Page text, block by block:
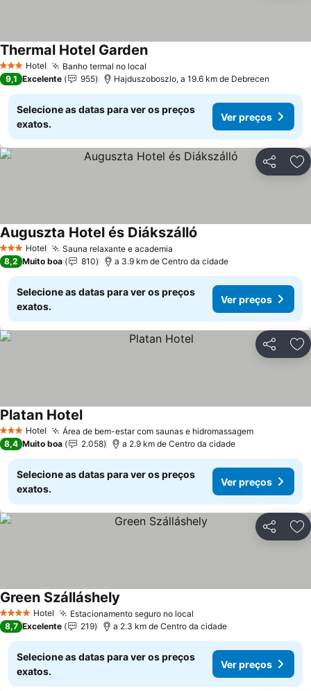
3 EstrelasHotel Banho termal no local
Thermal Hotel GardenVer preços
9,1 Excelente 955 Hajduszoboszlo, a 19.6 km de Debrecen
Selecione as datas para ver os preços
exatos.
Ver preços
Partilhar
3 EstrelasHotel Sauna relaxante e academia
Auguszta Hotel és Diákszálló
8,2 Muito boa 810 a 3.9 km de Centro da cidade
Selecione as datas para ver os preços
exatos.
Ver preços
Partilhar
3 EstrelasHotel Área de bem-estar com saunas e hidromassagemVer preços
Platan HotelVer preços
8,4 Muito boa 2.058 a 2.9 km de Centro da cidade
Selecione as datas para ver os preços
exatos.
Ver preços
Partilhar
4 EstrelasHotel Estacionamento seguro no local
Green Szálláshely
8,7 Excelente 219 a 2.3 km de Centro da cidade
Selecione as datas para ver os preços
exatos.
Ver preços